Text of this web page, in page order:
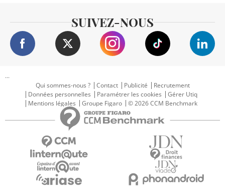
SUIVEZ-NOUS
...
Qui sommes-nous ?
Contact Publicité
Recrutement
Données personnelles
Paramétrer les cookies
Gérer Utiq
Mentions légales
Groupe Figaro © 2026 CCM Benchmark